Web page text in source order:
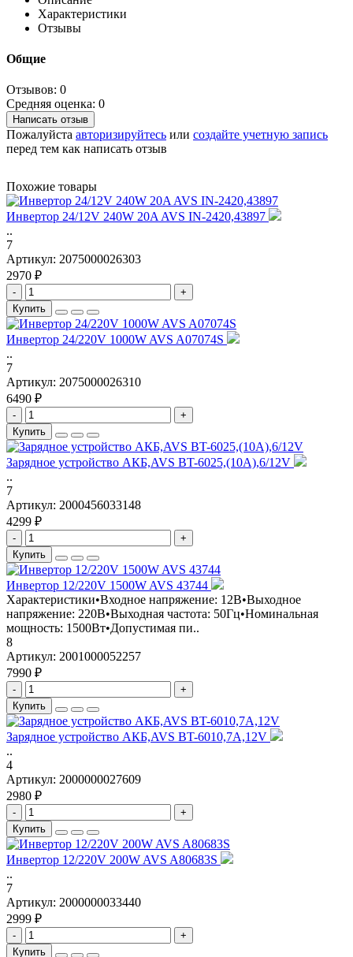
Характеристики
Отзывы
Общие
Отзывов: 0
Средняя оценка: 0
Написать отзыв
Пожалуйста авторизируйтесь или создайте учетную запись
перед тем как написать отзыв
Похожие товары
Инвертор 24/12V 240W 20A AVS IN-2420,43897
..
7
Артикул: 2075000026303
2970 ₽
-
+
Купить
Инвертор 24/220V 1000W AVS A07074S
..
7
Артикул: 2075000026310
6490 ₽
-
+
Купить
Зарядное устройство АКБ,AVS BT-6025,(10A),6/12V
..
7
Артикул: 2000456033148
4299 ₽
-
+
Купить
Инвертор 12/220V 1500W AVS 43744
Характеристики•Входное напряжение: 12В•Выходное
напряжение: 220В•Выходная частота: 50Гц•Номинальная
мощность: 1500Вт•Допустимая пи..
8
Артикул: 2001000052257
7990 ₽
-
+
Купить
Зарядное устройство АКБ,AVS BT-6010,7A,12V
..
4
Артикул: 2000000027609
2980 ₽
-
+
Купить
Инвертор 12/220V 200W AVS A80683S
..
7
Артикул: 2000000033440
2999 ₽
-
+
Купить